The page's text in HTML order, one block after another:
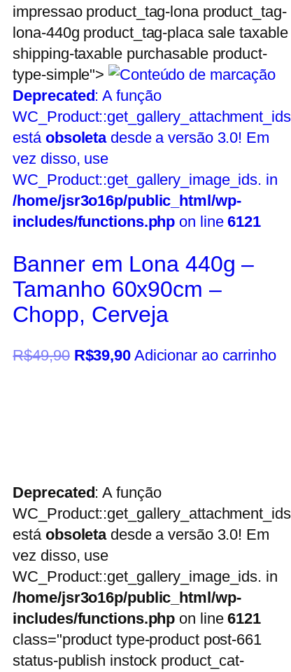
impressao product_tag-lona product_tag-
lona-440g product_tag-placa sale taxable
shipping-taxable purchasable product-
type-simple">
Deprecated: A função
WC_Product::get_gallery_attachment_ids
está obsoletadesde a versão 3.0! Em
vez disso, use
WC_Product::get_gallery_image_ids. in
/home/jsr3o16p/public_html/wp-
includes/functions.php on line6121
Banner em Lona 440g –
Tamanho 60x90cm –
Chopp, Cerveja
R$49,90 R$39,90 Adicionar ao carrinho
Deprecated: A função
WC_Product::get_gallery_attachment_ids
está obsoletadesde a versão 3.0! Em
vez disso, use
WC_Product::get_gallery_image_ids. in
/home/jsr3o16p/public_html/wp-
includes/functions.php on line6121
class="product type-product post-661
status-publish instock product_cat-